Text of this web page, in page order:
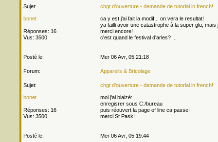
Sujet: chgt d'ouverture - demande de tutorial in french!
bonet
Réponses: 16
Vus: 3500
ca y est j'ai fait la modif... on vera le resultat!
ya failli avoir une catastrophe à la super glu,
merci encore!
c'est quand le festival d'arles? ...
Posté le: Mer 06 Avr, 05 21:18
Forum: Appareils & Bricolage
Sujet: chgt d'ouverture - demande de tutorial in french!
bonet
Réponses: 16
Vus: 3500
moi j'ai biaizé:
enregisrer sous C:/bureau
puis réouvert la page of line ca passe!
merci St Pask!
Posté le: Mer 06 Avr, 05 19:44